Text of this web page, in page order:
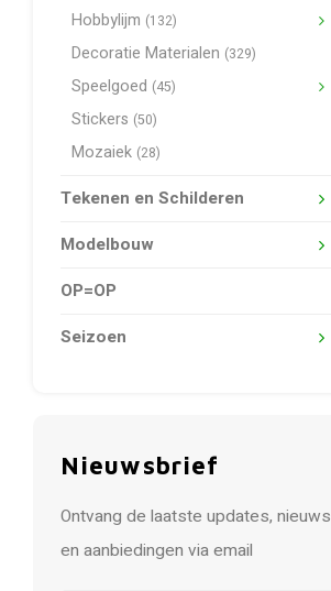
Hobbylijm (132)
Decoratie Materialen (329)
Speelgoed (45)
Stickers (50)
Mozaiek (28)
Tekenen en Schilderen
Modelbouw
OP=OP
Seizoen
Nieuwsbrief
Ontvang de laatste updates, nieuws
en aanbiedingen via email